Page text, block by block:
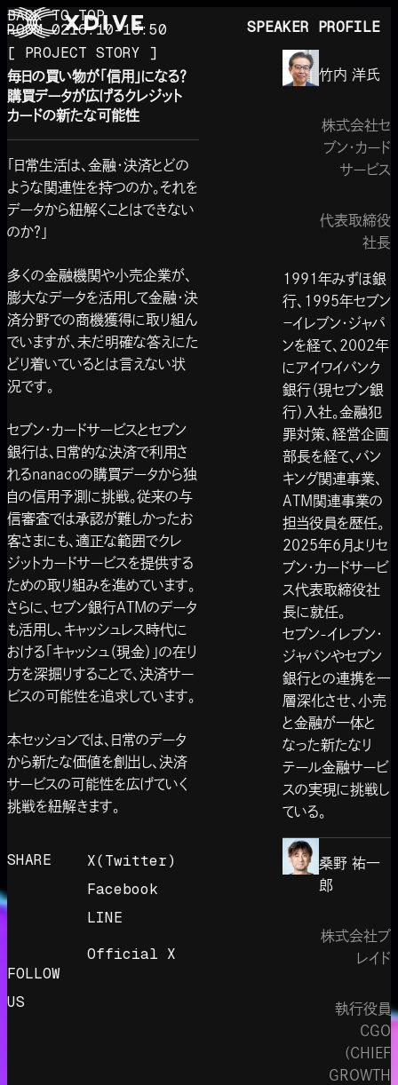
BACK TO TOP
ROOM 0216:10-16:50
[ PROJECT STORY ]
毎日の買い物が「信用」になる？
購買データが広げるクレジット
カードの新たな可能性
「日常生活は、金融・決済とどの
ような関連性を持つのか。それを
データから紐解くことはできない
のか？」
多くの金融機関や小売企業が、
膨大なデータを活用して金融・決
済分野での商機獲得に取り組ん
でいますが、未だ明確な答えにた
どり着いているとは言えない状
況です。
セブン・カードサービスとセブン
銀行は、日常的な決済で利用さ
れるnanacoの購買データから独
自の信用予測に挑戦。従来の与
信審査では承認が難しかったお
客さまにも、適正な範囲でクレ
ジットカードサービスを提供する
ための取り組みを進めています。
さらに、セブン銀行ATMのデータ
も活用し、キャッシュレス時代に
おける「キャッシュ（現金）」の在り
方を深掘りすることで、決済サー
ビスの可能性を追求しています。
本セッションでは、日常のデータ
から新たな価値を創出し、決済
サービスの可能性を広げていく
挑戦を紐解きます。
SHARE
X(Twitter)
Facebook
LINE
FOLLOW
US
Official X
SPEAKER PROFILE
竹内 洋氏
株式会社セ
ブン・カード
サービス
代表取締役
社長
1991年みずほ銀
行、1995年セブン
－イレブン・ジャパ
ンを経て、2002年
にアイワイバンク
銀行（現セブン銀
行）入社。金融犯
罪対策、経営企画
部長を経て、バン
キング関連事業、
ATM関連事業の
担当役員を歴任。
2025年6月よりセ
ブン・カードサービ
ス代表取締役社
長に就任。
セブン-イレブン・
ジャパンやセブン
銀行との連携を一
層深化させ、小売
と金融が一体と
なった新たなリ
テール金融サービ
スの実現に挑戦し
ている。
桑野 祐一
郎
株式会社プ
レイド
執行役員
CGO
(CHIEF
GROWTH